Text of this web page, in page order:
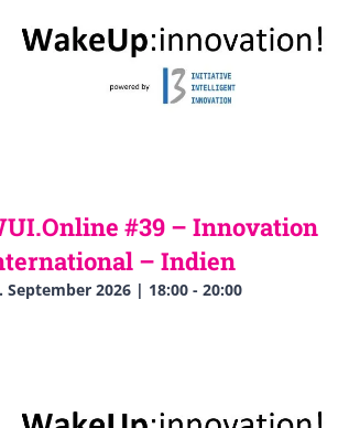
#39 – Innovation
– Indien
September 2026 | 18:00- 20:00